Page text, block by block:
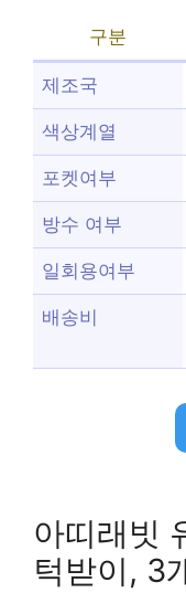
구분
제조국
색상계열
포켓여부
방수 여부
일회용여부
배송비
아띠래빗
턱받이, 3